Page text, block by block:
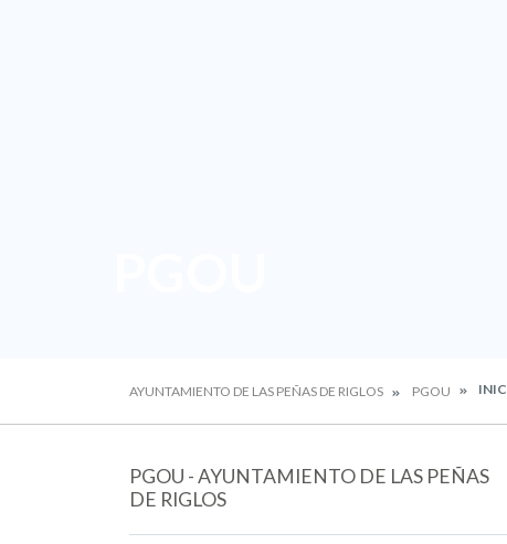
AYUNTAMIENTO DE LAS PEÑAS DE RIGLOS PGOU
PGOU - AYUNTAMIENTO DE LAS PEÑAS
DE RIGLOS